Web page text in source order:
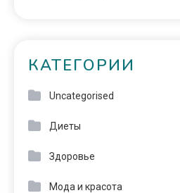
КАТЕГОРИИ
Uncategorised
Диеты
Здоровье
Мода и красота